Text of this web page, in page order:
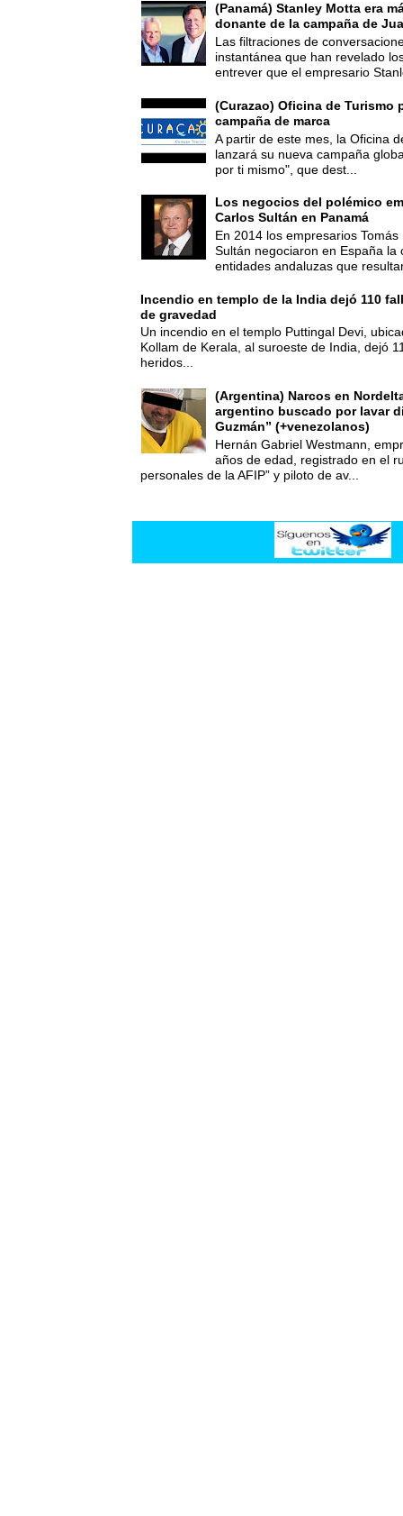
(Panamá) Stanley Motta era
donante de la campaña de
Las filtraciones de
instantánea que han revelado
entrever que el empresario
(Curazao) Oficina de Turismo
campaña de marca
A partir de este mes, la Oficina
lanzará su nueva campaña
por ti mismo", que dest...
Los negocios del polémico
Carlos Sultán en Panamá
En 2014 los empresarios
Sultán negociaron en España la
entidades andaluzas que
Incendio en templo de la India dejó 110
de gravedad
Un incendio en el templo Puttingal Devi,
Kollam de Kerala, al suroeste de India, dejó
heridos...
(Argentina) Narcos en
argentino buscado por lavar
Guzmán” (+venezolanos)
Hernán Gabriel Westmann,
años de edad, registrado en el
personales de la AFIP” y piloto de av...